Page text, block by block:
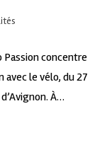
Passion concentre
le vélo, du 27
À…